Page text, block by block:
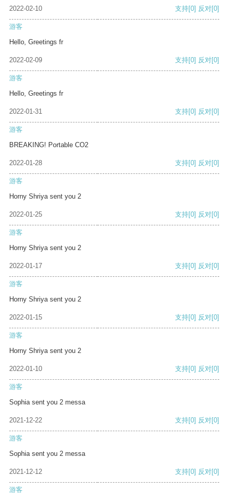
2022-02-10 支持[0] 反对[0]
游客
Hello, Greetings fr
2022-02-09 支持[0] 反对[0]
游客
Hello, Greetings fr
2022-01-31 支持[0] 反对[0]
游客
BREAKING! Portable CO2
2022-01-28 支持[0] 反对[0]
游客
Horny Shriya sent you 2
2022-01-25 支持[0] 反对[0]
游客
Horny Shriya sent you 2
2022-01-17 支持[0] 反对[0]
游客
Horny Shriya sent you 2
2022-01-15 支持[0] 反对[0]
游客
Horny Shriya sent you 2
2022-01-10 支持[0] 反对[0]
游客
Sophia sent you 2 messa
2021-12-22 支持[0] 反对[0]
游客
Sophia sent you 2 messa
2021-12-12 支持[0] 反对[0]
游客